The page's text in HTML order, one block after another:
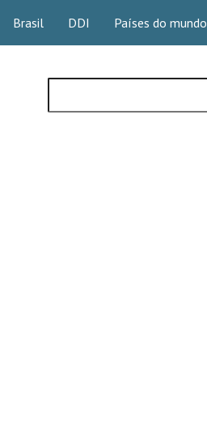
Brasil DDI Países do mundo